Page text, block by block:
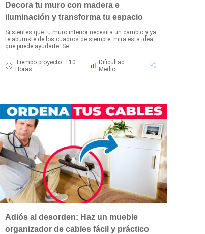
Decora tu muro con madera e
iluminación y transforma tu espacio
Si sientes que tu muro interior necesita un cambio y ya
te aburriste de los cuadros de siempre, mira esta idea
que puede ayudarte. Se ...
Tiempo proyecto: +10
Horas
Dificultad:
Medio
Adiós al desorden: Haz un mueble
organizador de cables fácil y práctico